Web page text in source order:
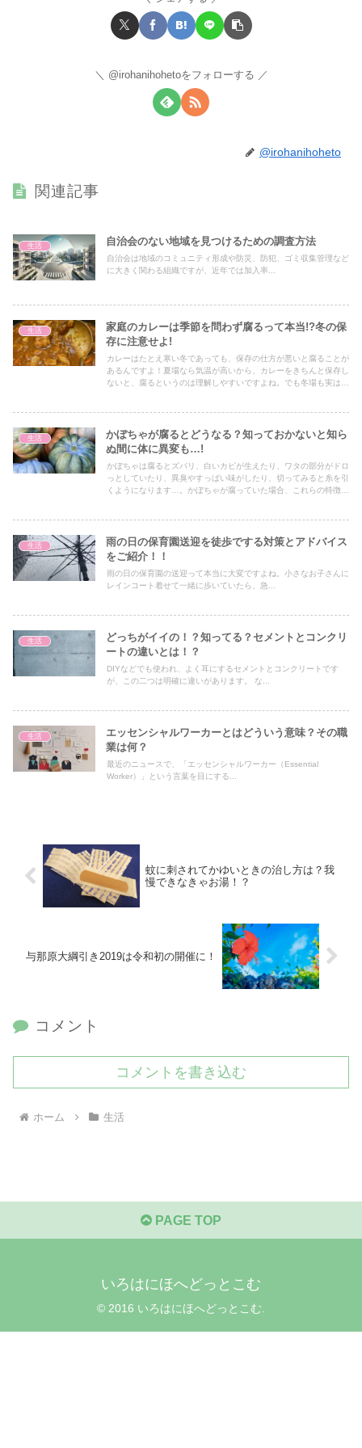
@irohanihohetoをフォローする
@irohanihoheto
関連記事
生活 自治会のない地域を見つけるための調査方法
自治会は地域のコミュニティ形成や防災、防犯、ゴミ収集管理など
に大きく関わる組織ですが、近年では加入率...
生活
家庭のカレーは季節を問わず腐るって本当!?冬の保
存に注意せよ!
カレーはたとえ寒い冬であっても、保存の仕方が悪いと腐ることが
あるんですよ！夏場なら気温が高いから、カレーをきちんと保存し
ないと、腐るというのは理解しやすいですよね。でも冬場も実は油
生活
かぼちゃが腐るとどうなる？知っておかないと知ら
ぬ間に体に異変も…!
かぼちゃは腐るとズバリ、白いカビが生えたり、ワタの部分がドロ
っとしていたり、異臭やすっばい味がしたり、切ってみると糸を引
くようになります…。かぼちゃが腐っていた場合、これらの特徴を
生活
雨の日の保育園送迎を徒歩でする対策とアドバイス
をご紹介！！
雨の日の保育園の送迎って本当に大変ですよね。小さなお子さんに
レインコート着せて一緒に歩いていたら、急...
生活
どっちがイイの！？知ってる？セメントとコンクリ
ートの違いとは！？
DIYなどでも使われ、よく耳にするセメントとコンクリートです
が、この二つは明確に違いがあります。 な...
生活
エッセンシャルワーカーとはどういう意味？その職
業は何？
最近のニュースで、「エッセンシャルワーカー（Essential
Worker）」という言葉を目にする...
蚊に刺されてかゆいときの治し方は？我
慢できなきゃお湯！？
与那原大綱引き2019は令和初の開催に！
コメント
コメントを書き込む
ホーム 生活
PAGE TOP
いろはにほへどっとこむ
© 2016 いろはにほへどっとこむ.